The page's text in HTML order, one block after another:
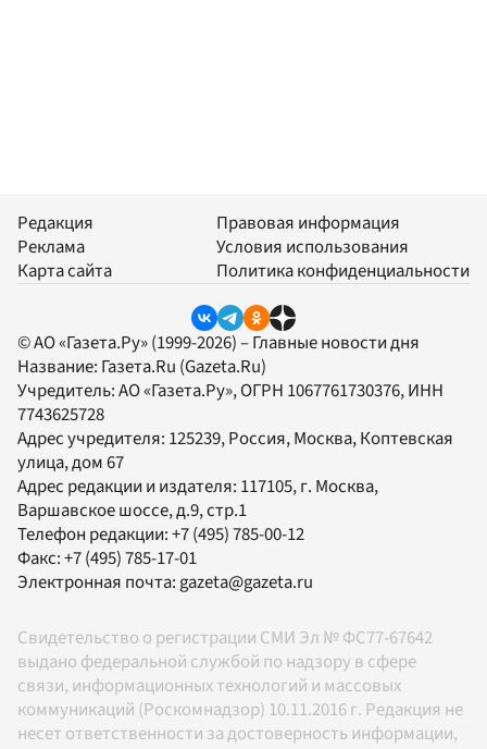
Редакция
Реклама
Карта сайта
Правовая информация
Условия использования
Политика конфиденциальности
© АО «Газета.Ру» (1999-2026) – Главные новости дня
Название: Газета.Ru (Gazeta.Ru)
Учредитель:АО «Газета.Ру», ОГРН 1067761730376, ИНН
7743625728
Адрес учредителя: 125239, Россия, Москва, Коптевская
улица, дом 67
Адрес редакции и издателя: 117105, г. Москва,
Варшавское шоссе, д.9, стр.1
Телефон редакции:+7 (495) 785-00-12
Факс:+7 (495) 785-17-01
Электронная почта:gazeta@gazeta.ru
Свидетельство о регистрации СМИ Эл № ФС77-67642
выдано федеральной службой по надзору в сфере
связи, информационных технологий и массовых
коммуникаций (Роскомнадзор) 10.11.2016 г. Редакция не
несет ответственности за достоверность информации,